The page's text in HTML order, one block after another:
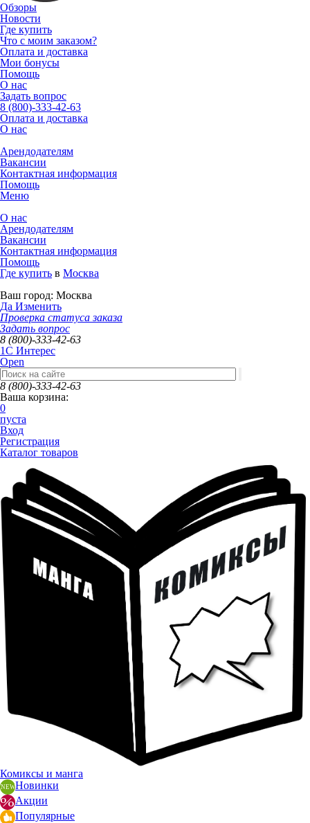
Обзоры
Новости
Где купить
Что с моим заказом?
Оплата и доставка
Мои бонусы
Помощь
О нас
Задать вопрос
8 (800)-333-42-63
Оплата и доставка
О нас
Арендодателям
Вакансии
Контактная информация
Помощь
Меню
О нас
Арендодателям
Вакансии
Контактная информация
Помощь
Где купить в Москва
Ваш город: Москва
Да Изменить
Проверка статуса заказа
Задать вопрос
8 (800)-333-42-63
1C Интерес
Open
8 (800)-333-42-63
Ваша корзина:
0
пуста
Вход
Регистрация
Каталог товаров
Комиксы и манга
Новинки
Акции
Популярные